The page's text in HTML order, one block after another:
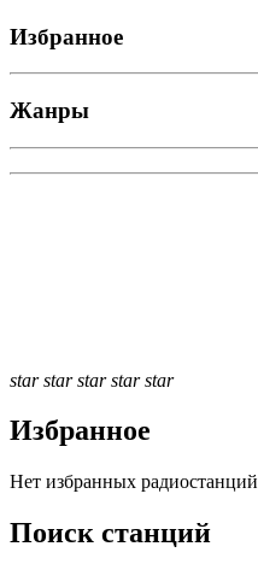
Избранное
Жанры
star star star star star
Избранное
Нет избранных радиостанций
Поиск станций